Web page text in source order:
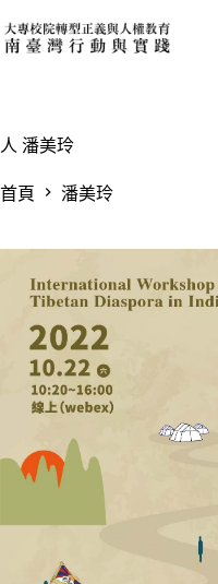
至
容
人 潘美玲
首頁 潘美玲